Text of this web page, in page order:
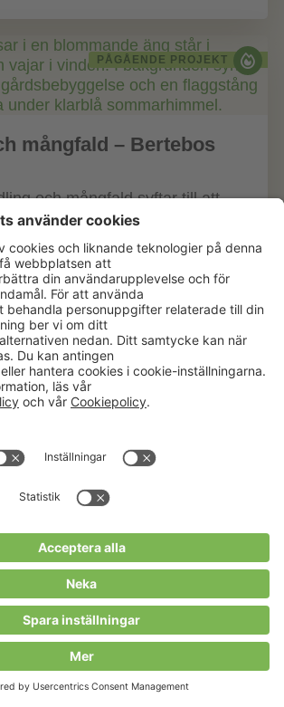
PÅGÅENDE PROJEKT
mångfald – Bertebos
och mångfald syftar till att
demonstrera samspelet
och biologisk
fältförsök, demonstrationer
utvecklar v...
PÅGÅENDE PROJEKT
'Hållbart hästbete i
för betesdrift som
för hästägare för
...